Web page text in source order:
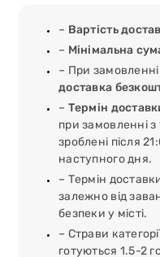
– Вартість
– Мінімальна
– При
доставка
– Термін
при замовленні
зроблені після
наступного дня.
– Термін
залежно від
безпеки у місті.
– Страви
готуються 1.5-2